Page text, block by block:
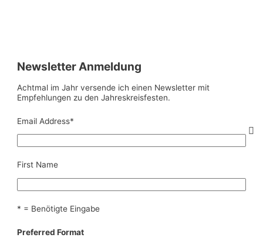
Newsletter Anmeldung
Achtmal im Jahr versende ich einen Newsletter mit
Empfehlungen zu den Jahreskreisfesten.
Email Address*
First Name
* = Benötigte Eingabe
Preferred Format